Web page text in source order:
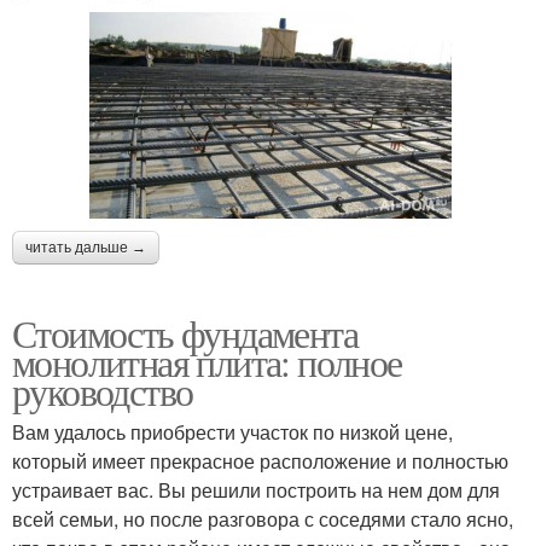
читать дальше →
Стоимость фундамента
монолитная плита: полное
руководство
Вам удалось приобрести участок по низкой цене,
который имеет прекрасное расположение и полностью
устраивает вас. Вы решили построить на нем дом для
всей семьи, но после разговора с соседями стало ясно,